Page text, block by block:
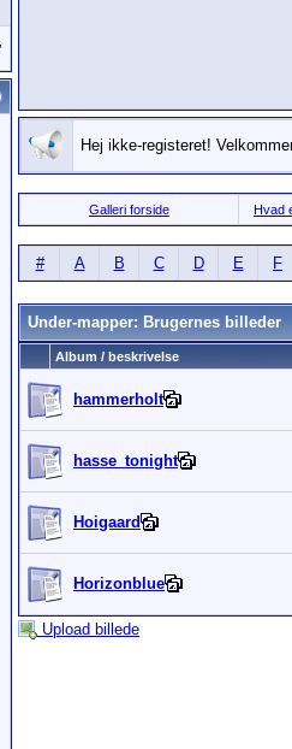
Hej ikke-registeret!
Galleri forside Hvad
# A B C D E F
Under-mapper: Brugernes billeder
Album / beskrivelse
hammerholt
hasse_tonight
Hoigaard
Horizonblue
Upload billede